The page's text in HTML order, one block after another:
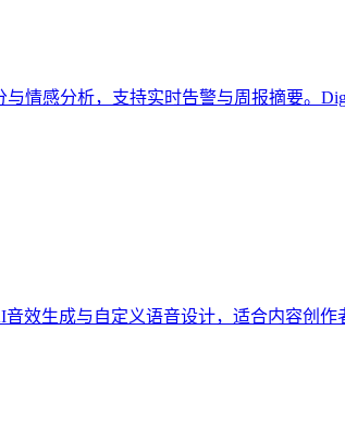
情感分析，支持实时告警与周报摘要。
效生成与自定义语音设计，适合内容创作